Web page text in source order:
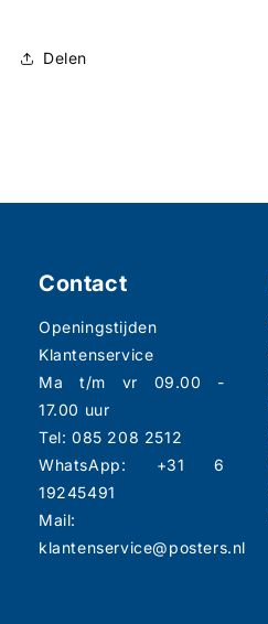
Delen
Contact
Openingstijden
Klantenservice
Ma t/m vr 09.00 -
17.00 uur
Tel: 085 208 2512
WhatsApp: +31 6
19245491
Mail:
klantenservice@posters.nl